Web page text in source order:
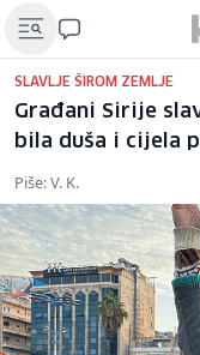
SLAVLJE ŠIROM ZEMLJE
Građani Sirije
bila duša i cijela
Piše: V. K.